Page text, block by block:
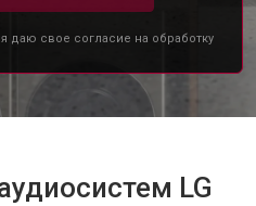
даю свое согласие на обработку
LG